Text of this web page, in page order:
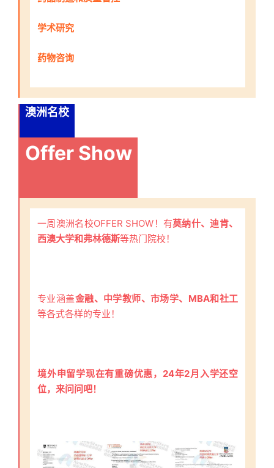
学术研究
药物咨询
澳洲名校
Offer Show
一周澳洲名校OFFER SHOW！有莫纳什、迪肯、
西澳大学和弗林德斯等热门院校！
专业涵盖金融、中学教师、市场学、MBA和社工
等各式各样的专业！
境外申留学现在有重磅优惠，24年2月入学还空
位，来问问吧！